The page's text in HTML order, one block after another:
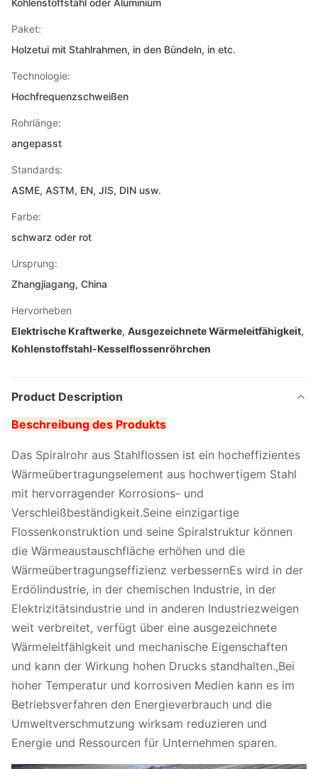
Kohlenstoffstahl oder Aluminium
Paket:
Holzetui mit Stahlrahmen, in den Bündeln, in etc.
Technologie:
Hochfrequenzschweißen
Rohrlänge:
angepasst
Standards:
ASME, ASTM, EN, JIS, DIN usw.
Farbe:
schwarz oder rot
Ursprung:
Zhangjiagang, China
Hervorheben
Elektrische Kraftwerke, Ausgezeichnete Wärmeleitfähigkeit,
Kohlenstoffstahl-Kesselflossenröhrchen
Product Description
Beschreibung des Produkts
Das Spiralrohr aus Stahlflossen ist ein hocheffizientes
Wärmeübertragungselement aus hochwertigem Stahl
mit hervorragender Korrosions- und
Verschleißbeständigkeit.Seine einzigartige
Flossenkonstruktion und seine Spiralstruktur können
die Wärmeaustauschfläche erhöhen und die
Wärmeübertragungseffizienz verbessernEs wird in der
Erdölindustrie, in der chemischen Industrie, in der
Elektrizitätsindustrie und in anderen Industriezweigen
weit verbreitet, verfügt über eine ausgezeichnete
Wärmeleitfähigkeit und mechanische Eigenschaften
und kann der Wirkung hohen Drucks standhalten.,Bei
hoher Temperatur und korrosiven Medien kann es im
Betriebsverfahren den Energieverbrauch und die
Umweltverschmutzung wirksam reduzieren und
Energie und Ressourcen für Unternehmen sparen.